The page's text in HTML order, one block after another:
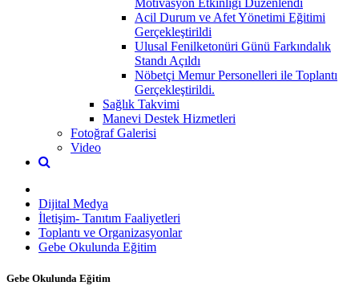
Acil Durum ve Afet Yönetimi Eğitimi
Gerçekleştirildi
Ulusal Fenilketonüri Günü Farkındalık
Standı Açıldı
Nöbetçi Memur Personelleri ile Toplantı
Gerçekleştirildi.
Sağlık Takvimi
Manevi Destek Hizmetleri
Fotoğraf Galerisi
Video
Dijital Medya
İletişim- Tanıtım Faaliyetleri
Toplantı ve Organizasyonlar
Gebe Okulunda Eğitim
Gebe Okulunda Eğitim